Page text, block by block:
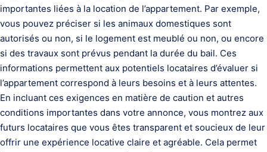
importantes liées à la location de l’appartement. Par exemple,
vous pouvez préciser si les animaux domestiques sont
autorisés ou non, si le logement est meublé ou non, ou encore
si des travaux sont prévus pendant la durée du bail. Ces
informations permettent aux potentiels locataires d’évaluer si
l’appartement correspond à leurs besoins et à leurs attentes.
En incluant ces exigences en matière de caution et autres
conditions importantes dans votre annonce, vous montrez aux
futurs locataires que vous êtes transparent et soucieux de leur
offrir une expérience locative claire et agréable. Cela permet